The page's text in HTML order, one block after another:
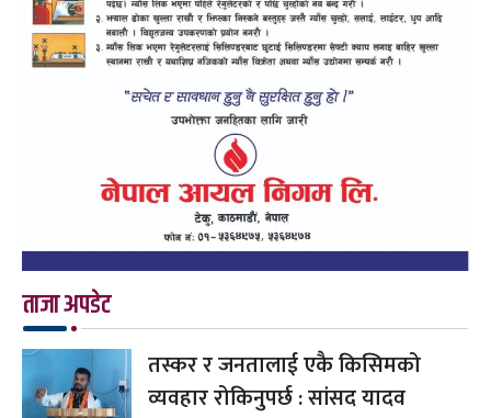
ताजा अपडेट
तस्कर र जनतालाई एकै किसिमको
व्यवहार रोकिनुपर्छ : सांसद यादव